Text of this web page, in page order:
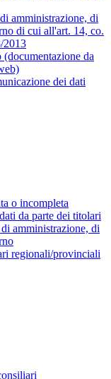
amministrazione, di
di cui all'art. 14, co.
2013
da
dei dati
o incompleta
da parte dei titolari
amministrazione, di
regionali/provinciali